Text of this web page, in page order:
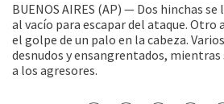
BUENOS AIRES (AP) — Dos hinchas
al vacío para escapar del ataque. Otro
el golpe de un palo en la cabeza.
desnudos y ensangrentados,
a los agresores.